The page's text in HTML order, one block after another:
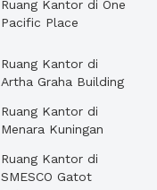
Ruang Kantor di One
Pacific Place
Ruang Kantor di
Artha Graha Building
Ruang Kantor di
Menara Kuningan
Ruang Kantor di
SMESCO Gatot